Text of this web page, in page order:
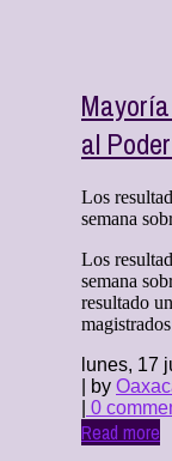
al
Los
semana
Los
semana
resultado
lunes, 17
| by
0
Read more